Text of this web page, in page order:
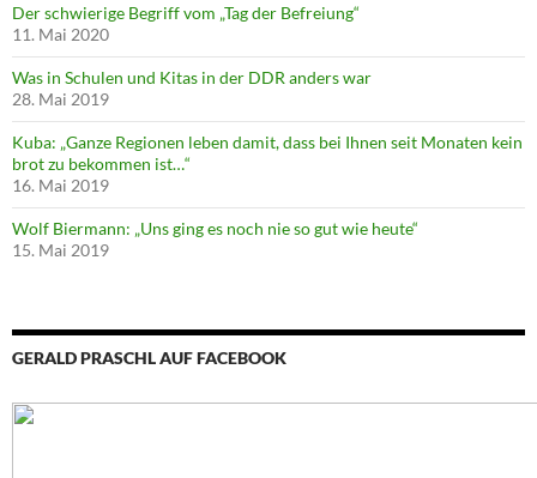
Der schwierige Begriff vom „Tag der Befreiung“
11. Mai 2020
Was in Schulen und Kitas in der DDR anders war
28. Mai 2019
Kuba: „Ganze Regionen leben damit, dass bei Ihnen seit Monaten kein
brot zu bekommen ist…“
16. Mai 2019
Wolf Biermann: „Uns ging es noch nie so gut wie heute“
15. Mai 2019
GERALD PRASCHL AUF FACEBOOK